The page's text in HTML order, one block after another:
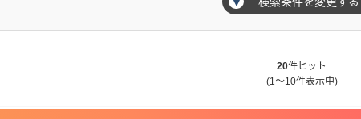
20件ヒット
(1～10件表示中)